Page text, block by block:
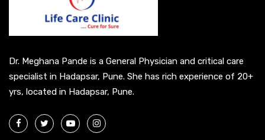
e
:
Dr. Meghana Pande is a General Physician and critical care
specialist in Hadapsar, Pune. She has rich experience of 20+
yrs, located in Hadapsar, Pune.